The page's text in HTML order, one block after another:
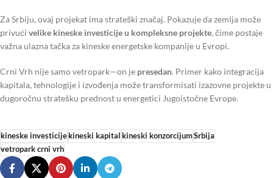
Za Srbiju, ovaj projekat ima strateški značaj. Pokazuje da zemlja može
privući velike kineske investicije u kompleksne projekte, čime postaje
važna ulazna tačka za kineske energetske kompanije u Evropi.
Crni Vrh nije samo vetropark—on je presedan. Primer kako integracija
kapitala, tehnologije i izvođenja može transformisati izazovne projekte u
dugoročnu stratešku prednost u energetici Jugoistočne Evrope.
kineske investicijekineski kapital kineski konzorcijumSrbija
vetropark crni vrh